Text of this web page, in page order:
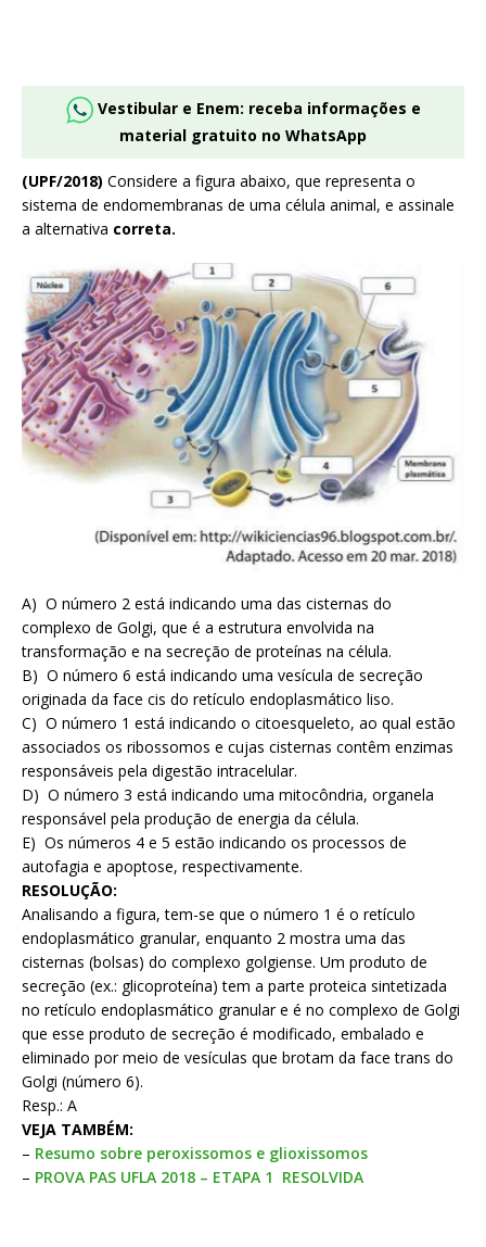
Vestibular e Enem: receba informações e
material gratuito no WhatsApp
(UPF/2018) Considere a figura abaixo, que representa o
sistema de endomembranas de uma célula animal, e assinale
a alternativa correta.
A) O número 2 está indicando uma das cisternas do
complexo de Golgi, que é a estrutura envolvida na
transformação e na secreção de proteínas na célula.
B) O número 6 está indicando uma vesícula de secreção
originada da face cis do retículo endoplasmático liso.
C) O número 1 está indicando o citoesqueleto, ao qual estão
associados os ribossomos e cujas cisternas contêm enzimas
responsáveis pela digestão intracelular.
D) O número 3 está indicando uma mitocôndria, organela
responsável pela produção de energia da célula.
E) Os números 4 e 5 estão indicando os processos de
autofagia e apoptose, respectivamente.
RESOLUÇÃO:
Analisando a figura, tem-se que o número 1 é o retículo
endoplasmático granular, enquanto 2 mostra uma das
cisternas (bolsas) do complexo golgiense. Um produto de
secreção (ex.: glicoproteína) tem a parte proteica sintetizada
no retículo endoplasmático granular e é no complexo de Golgi
que esse produto de secreção é modificado, embalado e
eliminado por meio de vesículas que brotam da face trans do
Golgi (número 6).
Resp.: A
VEJA TAMBÉM:
– Resumo sobre peroxissomos e glioxissomos
– PROVA PAS UFLA 2018 – ETAPA 1 RESOLVIDA